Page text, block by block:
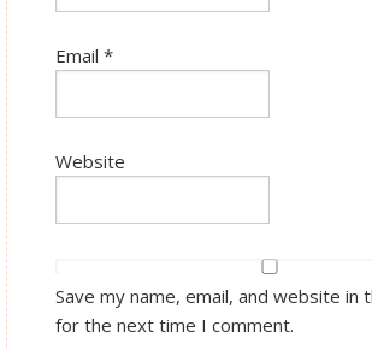
Email *
Website
Save my name, email, and website in
for the next time I comment.